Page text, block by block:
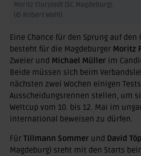
Moritz Florstedt (SC Magdeburg).
(© Robert Wahl)
Eine Chance für den Sprung auf den
besteht für die Magdeburger Moritz
Zweier und Michael Müller im
Beide müssen sich beim
nächsten zwei Wochen einigen
Ausscheidungsrennen stellen, um
Weltcup vom 10. bis 12. Mai im
international beweisen zu dürfen.
Für Tillmann Sommer und David
Magdeburg) steht mit den Starts